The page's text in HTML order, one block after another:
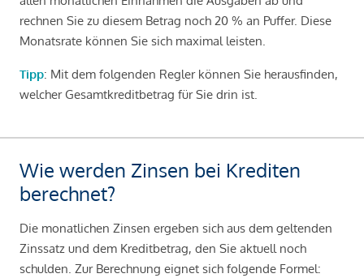
rechnen Sie zu diesem Betrag noch 20 % an Puffer. Diese
Monatsrate können Sie sich maximal leisten.
Tipp: Mit dem folgenden Regler können Sie herausfinden,
welcher Gesamtkreditbetrag für Sie drin ist.
Wie werden Zinsen bei Krediten
berechnet?
Die monatlichen Zinsen ergeben sich aus dem geltenden
Zinssatz und dem Kreditbetrag, den Sie aktuell noch
schulden. Zur Berechnung eignet sich folgende Formel: